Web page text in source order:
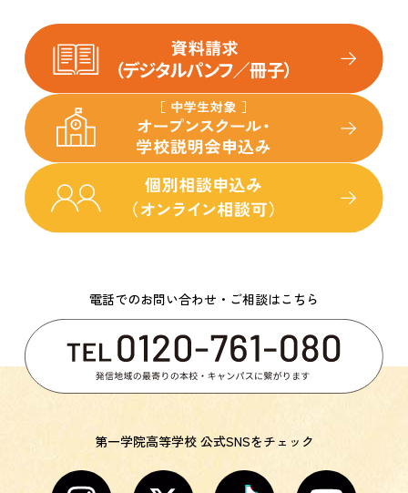
電話でのお問い合わせ・ご相談はこちら
第一学院高等学校 公式SNSをチェック